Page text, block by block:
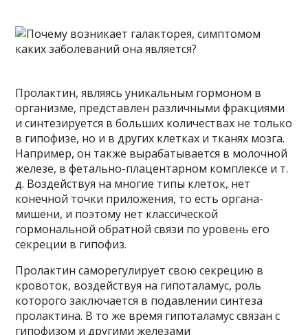
Пролактин, являясь уникальным гормоном в
организме, представлен различными фракциями
и синтезируется в больших количествах не только
в гипофизе, но и в других клетках и тканях мозга.
Например, он также вырабатывается в молочной
железе, в фетально-плацентарном комплексе и т.
д. Воздействуя на многие типы клеток, нет
конечной точки приложения, то есть органа-
мишени, и поэтому нет классической
гормональной обратной связи по уровень его
секреции в гипофиз.
Пролактин саморегулирует свою секрецию в
кровоток, воздействуя на гипоталамус, роль
которого заключается в подавлении синтеза
пролактина. В то же время гипоталамус связан с
гипофизом и другими железами